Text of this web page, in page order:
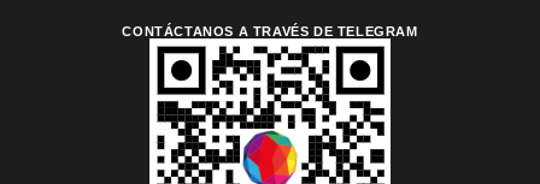
CONTÁCTANOS A TRAVÉS DE TELEGRAM